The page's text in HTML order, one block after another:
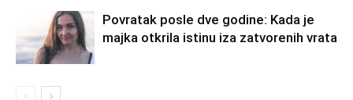
Povratak posle dve godine: Kada je
majka otkrila istinu iza zatvorenih vrata